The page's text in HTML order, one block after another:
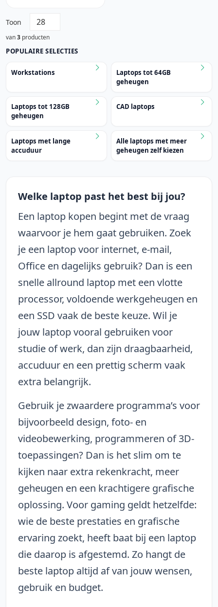
Toon
van3 producten
POPULAIRE SELECTIES
Workstations
Laptops tot 64GB
geheugen
Laptops tot 128GB
geheugen
CAD laptops
Laptops met lange
accuduur
Alle laptops met meer
geheugen zelf kiezen
Welke laptop past het best bij jou?
Een laptop kopen begint met de vraag
waarvoor je hem gaat gebruiken. Zoek
je een laptop voor internet, e-mail,
Office en dagelijks gebruik? Dan is een
snelle allround laptop met een vlotte
processor, voldoende werkgeheugen en
een SSD vaak de beste keuze. Wil je
jouw laptop vooral gebruiken voor
studie of werk, dan zijn draagbaarheid,
accuduur en een prettig scherm vaak
extra belangrijk.
Gebruik je zwaardere programma’s voor
bijvoorbeeld design, foto- en
videobewerking, programmeren of 3D-
toepassingen? Dan is het slim om te
kijken naar extra rekenkracht, meer
geheugen en een krachtigere grafische
oplossing. Voor gaming geldt hetzelfde:
wie de beste prestaties en grafische
ervaring zoekt, heeft baat bij een laptop
die daarop is afgestemd. Zo hangt de
beste laptop altijd af van jouw wensen,
gebruik en budget.